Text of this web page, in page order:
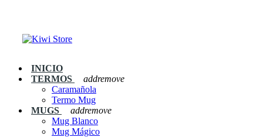
INICIO
TERMOS
addremove
Caramañola
Termo Mug
MUGS
addremove
Mug Blanco
Mug Mágico